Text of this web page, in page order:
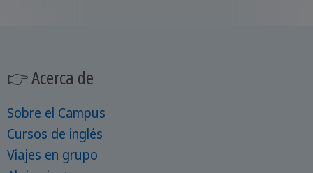
👉 Acerca de
Sobre el Campus
Cursos de inglés
Viajes en grupo